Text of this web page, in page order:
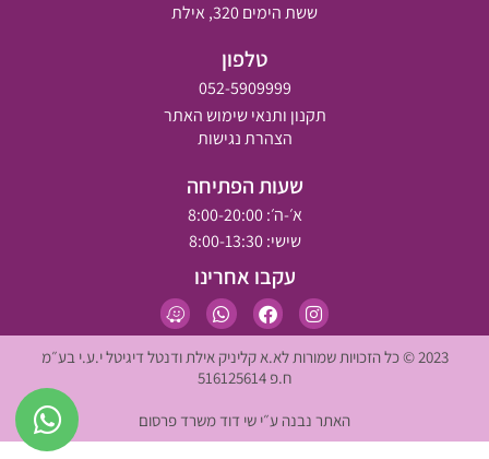
ששת הימים 320, אילת
טלפון
052-5909999
תקנון ותנאי שימוש האתר
הצהרת נגישות
שעות הפתיחה
א׳-ה׳: 8:00-20:00
שישי: 8:00-13:30
עקבו אחרינו
2023 © כל הזכויות שמורות לא.א קליניק אילת ודנטל דיגיטל י.ע.י בע״מ
ח.פ 516125614
האתר נבנה ע״י שי דוד משרד פרסום